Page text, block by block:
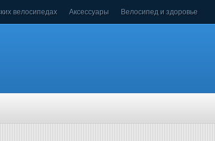
велосипедах Аксессуары Велосипед и здоровье